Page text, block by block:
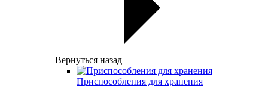
Вернуться назад
Приспособления для хранения